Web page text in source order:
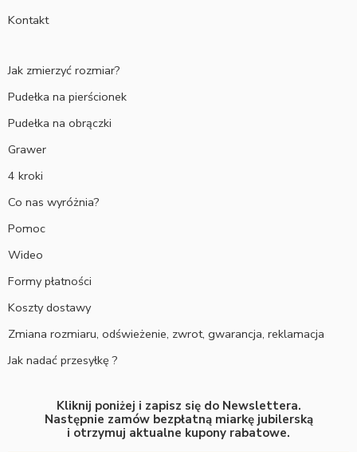
Kontakt
Jak zmierzyć rozmiar?
Pudełka na pierścionek
Pudełka na obrączki
Grawer
4 kroki
Co nas wyróżnia?
Pomoc
Wideo
Formy płatności
Koszty dostawy
Zmiana rozmiaru, odświeżenie, zwrot, gwarancja, reklamacja
Jak nadać przesyłkę ?
Kliknij poniżej i zapisz się do Newslettera.
Następnie zamów bezpłatną miarkę jubilerską
i otrzymuj aktualne kupony rabatowe.